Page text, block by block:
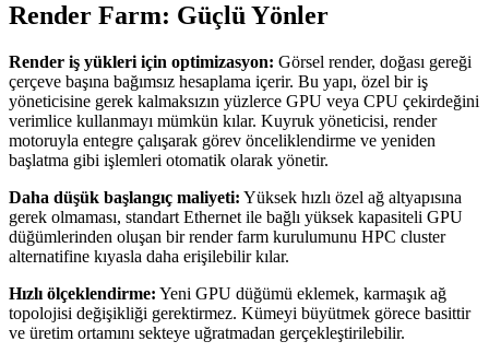
Render Farm: Güçlü Yönler
Render iş yükleri için optimizasyon: Görsel render, doğası gereği
çerçeve başına bağımsız hesaplama içerir. Bu yapı, özel bir iş
yöneticisine gerek kalmaksızın yüzlerce GPU veya CPU çekirdeğini
verimlice kullanmayı mümkün kılar. Kuyruk yöneticisi, render
motoruyla entegre çalışarak görev önceliklendirme ve yeniden
başlatma gibi işlemleri otomatik olarak yönetir.
Daha düşük başlangıç maliyeti: Yüksek hızlı özel ağ altyapısına
gerek olmaması, standart Ethernet ile bağlı yüksek kapasiteli GPU
düğümlerinden oluşan bir render farm kurulumunu HPC cluster
alternatifine kıyasla daha erişilebilir kılar.
Hızlı ölçeklendirme: Yeni GPU düğümü eklemek, karmaşık ağ
topolojisi değişikliği gerektirmez. Kümeyi büyütmek görece basittir
ve üretim ortamını sekteye uğratmadan gerçekleştirilebilir.